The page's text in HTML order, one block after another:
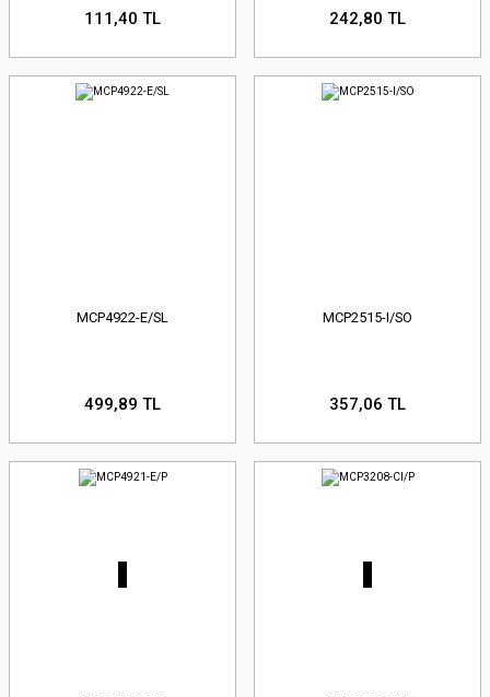
111,40 TL 242,80 TL
MCP4922-E/SL
499,89 TL
MCP2515-I/SO
357,06 TL